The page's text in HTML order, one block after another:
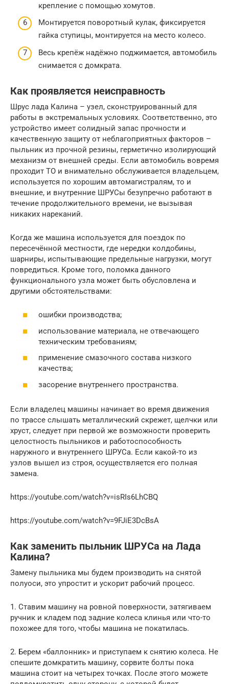
крепление с помощью хомутов.
Монтируется поворотный кулак, фиксируется
гайка ступицы, монтируется на место колесо.
Весь крепёж надёжно поджимается, автомобиль
снимается с домкрата.
Как проявляется неисправность
Шрус лада Калина – узел, сконструированный для
работы в экстремальных условиях. Соответственно, это
устройство имеет солидный запас прочности и
качественную защиту от неблагоприятных факторов –
пыльник из прочной резины, герметично изолирующий
механизм от внешней среды. Если автомобиль вовремя
проходит ТО и внимательно обслуживается владельцем,
используется по хорошим автомагистралям, то и
внешние, и внутренние ШРУСы безупречно работают в
течение продолжительного времени, не вызывая
никаких нареканий.
Когда же машина используется для поездок по
пересечённой местности, где нередки колдобины,
шарниры, испытывающие предельные нагрузки, могут
повредиться. Кроме того, поломка данного
функционального узла может быть обусловлена и
другими обстоятельствами:
ошибки производства;
использование материала, не отвечающего
техническим требованиям;
применение смазочного состава низкого
качества;
засорение внутреннего пространства.
Если владелец машины начинает во время движения
по трассе слышать металлический скрежет, щелчки или
хруст, следует при первой же возможности проверить
целостность пыльников и работоспособность
наружного и внутреннего ШРУСа. Если какой-то из
узлов вышел из строя, осуществляется его полная
замена.
https://youtube.com/watch?v=isRIs6LhCBQ
https://youtube.com/watch?v=9FJiE3DcBsA
Как заменить пыльник ШРУСа на Лада
Калина?
Замену пыльника мы будем производить на снятой
полуоси, это упростит и ускорит рабочий процесс.
1. Ставим машину на ровной поверхности, затягиваем
ручник и кладем под задние колеса клинья или что-то
похожее для того, чтобы машина не покатилась.
2. Берем «баллонник» и приступаем к снятию колеса. Не
спешите домкратить машину, сорвите болты пока
машина стоит на четырех точках. После этого можете